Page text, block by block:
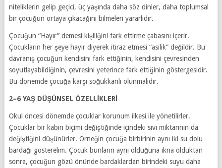
niteliklerin gelip geçici, üç yaşında daha söz dinler, daha toplumsal
bir çocuğun ortaya çıkacağını bilmeleri yararlıdır.
Çocuğun “Hayır” demesi kişiliğini fark ettirme çabasını içerir.
Çocukların her şeye hayır diyerek itiraz etmesi “asilik” değildir. Bu
davranış çocuğun kendisini fark ettiğinin, kendisini çevresinden
soyutlayabildiğinin, çevresini yeterince fark ettiğinin göstergesidir.
Bu dönemde çocuğa karşı soğukkanlı olunmalıdır.
2–6 YAŞ DÜŞÜNSEL ÖZELLİKLERİ
Okul öncesi dönemde çocuklar korunum ilkesi ile yönetilirler.
Çocuklar bir kabın biçimi değiştiğinde içindeki sıvı miktarının da
değiştiğini düşünürler. Örneğin çocuğa birbirinin aynı iki su dolu
bardağı gösterelim. Çocuk bunların aynı olduğuna ikna olduktan
sonra, çocuğun gözü önünde bardaklardan birindeki suyu daha